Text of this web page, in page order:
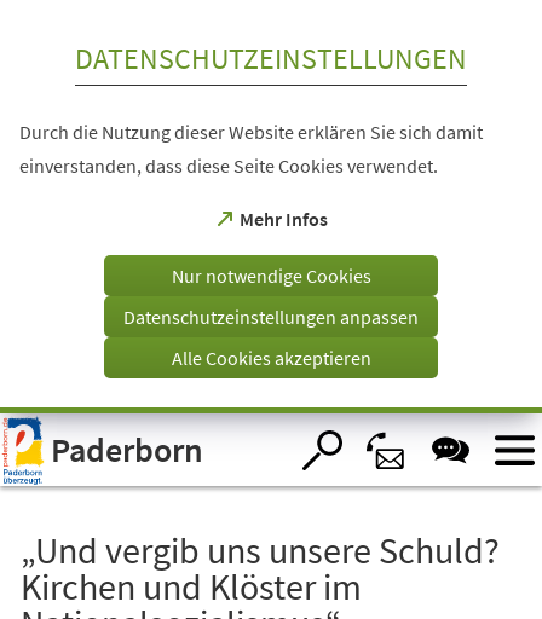
Visuelle
Assistenzsoftware
öffnen.
DATENSCHUTZEINSTELLUNGEN
Durch die Nutzung dieser Website erklären Sie sich damit
einverstanden, dass diese Seite Cookies verwendet.
Mehr Infos
(Öffnet
einem
Tab)
Nur notwendige Cookies
Datenschutzeinstellungen anpassen
Alle Cookies akzeptieren
Paderborn
„Und vergib uns unsere Schuld?
Kirchen und Klöster im